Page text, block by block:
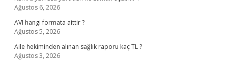
Ağustos 6, 2026
AVI hangi formata aittir ?
Ağustos 5, 2026
Aile hekiminden alınan sağlık raporu kaç TL ?
Ağustos 3, 2026